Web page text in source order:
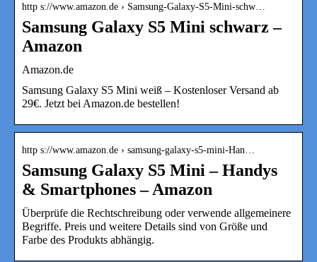
http s://www.amazon.de › Samsung-Galaxy-S5-Mini-schw…
Samsung Galaxy S5 Mini schwarz –
Amazon
Amazon.de
Samsung Galaxy S5 Mini weiß – Kostenloser Versand ab
29€. Jetzt bei Amazon.de bestellen!
http s://www.amazon.de › samsung-galaxy-s5-mini-Han…
Samsung Galaxy S5 Mini – Handys
& Smartphones – Amazon
Überprüfe die Rechtschreibung oder verwende allgemeinere
Begriffe. Preis und weitere Details sind von Größe und
Farbe des Produkts abhängig.